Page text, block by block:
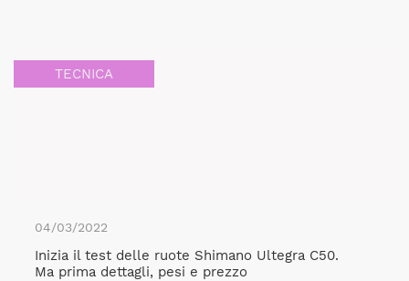
TECNICA
04/03/2022
Inizia il test delle ruote Shimano Ultegra C50.
Ma prima dettagli, pesi e prezzo